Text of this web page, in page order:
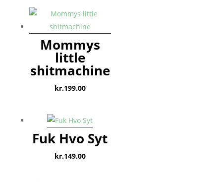
Mommys
little
shitmachine
kr.199.00
Fuk Hvo Syt
kr.149.00